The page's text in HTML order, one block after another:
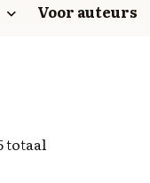
Voor auteurs
totaal